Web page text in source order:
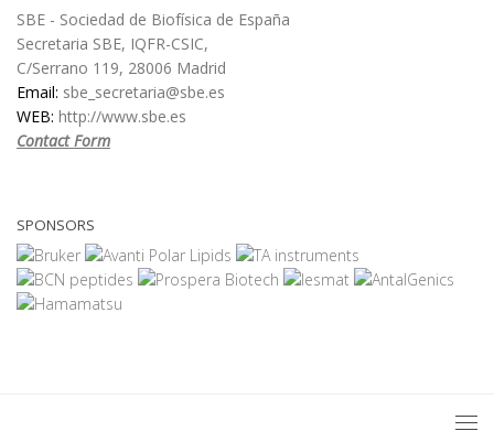
SBE - Sociedad de Biofísica de España
Secretaria SBE, IQFR-CSIC,
C/Serrano 119, 28006 Madrid
Email: sbe_secretaria@sbe.es
WEB: http://www.sbe.es
Contact Form
SPONSORS